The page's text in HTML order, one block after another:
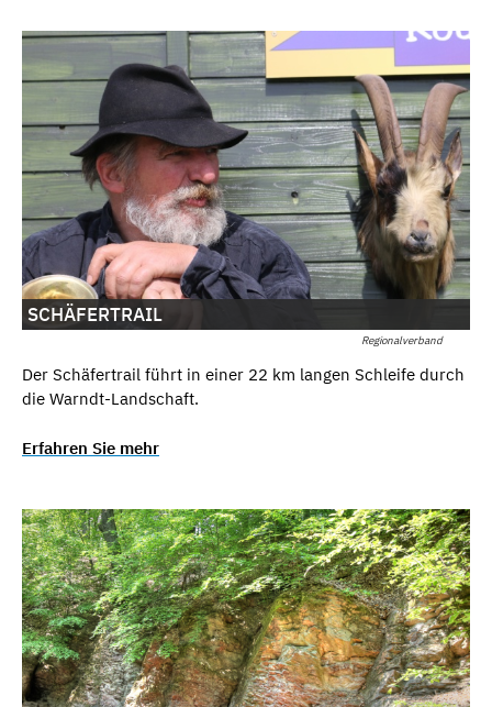
Regionalverband
SCHÄFERTRAIL
Der Schäfertrail führt in einer 22 km langen Schleife durch
die Warndt-Landschaft.
Erfahren Sie mehr